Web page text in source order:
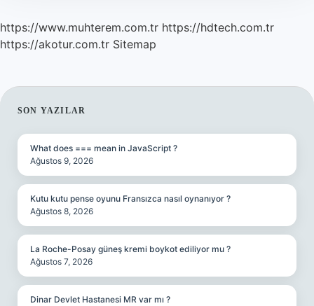
https://www.muhterem.com.tr https://hdtech.com.tr
https://akotur.com.tr Sitemap
SIDEBAR
SON YAZILAR
What does === mean in JavaScript ?
Ağustos 9, 2026
Kutu kutu pense oyunu Fransızca nasıl oynanıyor ?
Ağustos 8, 2026
La Roche-Posay güneş kremi boykot ediliyor mu ?
Ağustos 7, 2026
Dinar Devlet Hastanesi MR var mı ?